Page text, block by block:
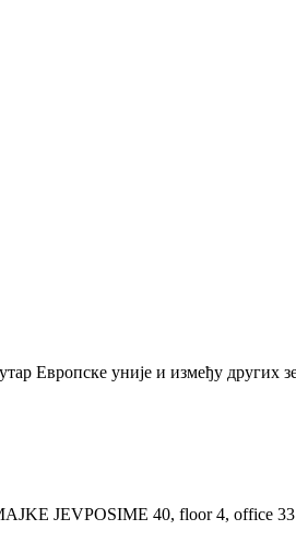
Европске уније и између
JEVPOSIME 40, floor 4, office 33